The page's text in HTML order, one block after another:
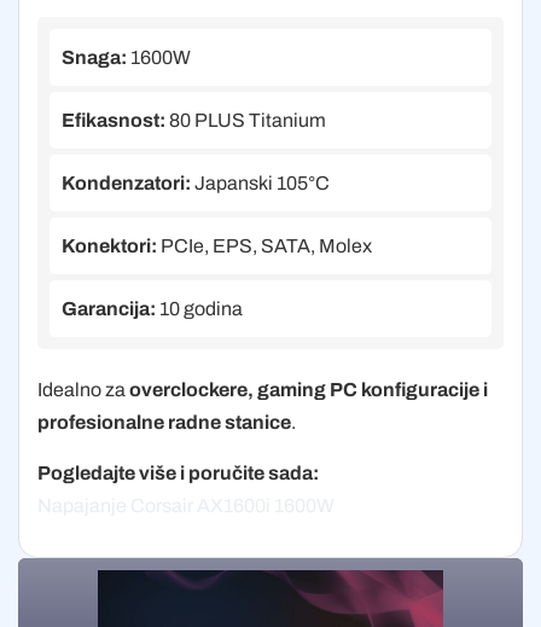
Snaga: 1600W
Efikasnost: 80 PLUS Titanium
Kondenzatori: Japanski 105°C
Konektori: PCIe, EPS, SATA, Molex
Garancija: 10 godina
Idealno zaoverclockere, gaming PC konfiguracije i
profesionalne radne stanice.
Pogledajte više i poručite sada: